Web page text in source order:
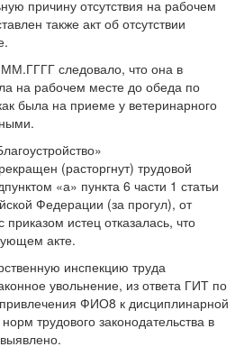
причину отсутствия на рабочем
также акт об отсутствии
следовало, что она в
на рабочем месте до обеда по
была на приеме у ветеринарного
(расторгнут) трудовой
«а» пункта 6 части 1 статьи
Федерации (за прогул), от
истец отказалась, что
акте.
инспекцию труда
увольнение, из ответа ГИТ по
ФИО8 к дисциплинарной
трудового законодательства в